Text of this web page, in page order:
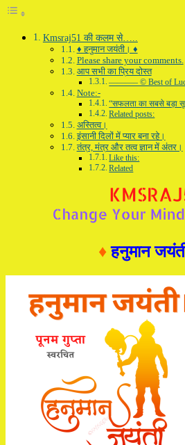
Kmsraj51 की कलम से…..
♦ हनुमान जयंती। ♦
Please share your comments.
आप सभी का प्रिय दोस्त
———– © Best of
Note:-
“सफलता का सबसे बड़ा
Related posts:
अस्तित्व।
इंसानी दिलों में प्यार बना रहे।
तंत्र, मंत्र और तत्व ज्ञान में अंतर।
Like this:
Related
♦हनुमान